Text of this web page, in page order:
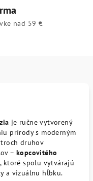
nad 59 €
je ručne vytvorený
prírody s moderným
druhov
– kopcovitého
, ktoré spolu vytvárajú
a vizuálnu hĺbku.